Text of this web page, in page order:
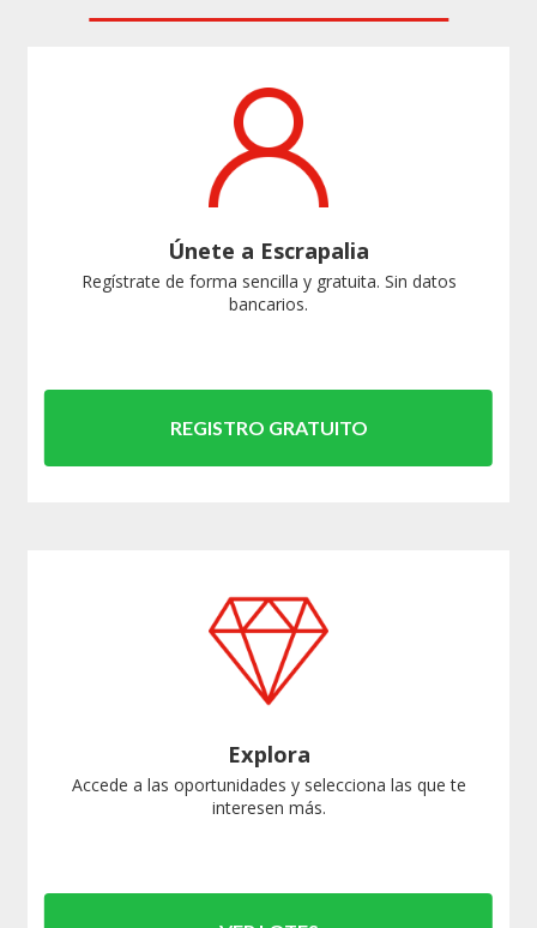
Únete a Escrapalia
Regístrate de forma sencilla y gratuita. Sin datos
bancarios.
REGISTRO GRATUITO
Explora
Accede a las oportunidades y selecciona las que te
interesen más.